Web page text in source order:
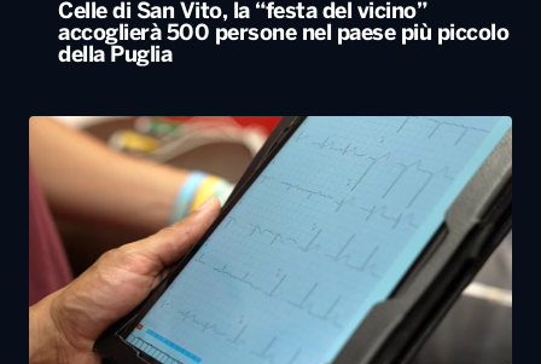
Celle di San Vito, la “festa del vicino”
accoglierà 500 persone nel paese più piccolo
della Puglia